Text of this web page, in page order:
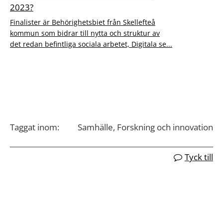
2023?
Finalister är Behörighetsbiet från Skellefteå
kommun som bidrar till nytta och struktur av
det redan befintliga sociala arbetet, Digitala se...
Taggat inom: Samhälle, Forskning och innovation
Tyck till